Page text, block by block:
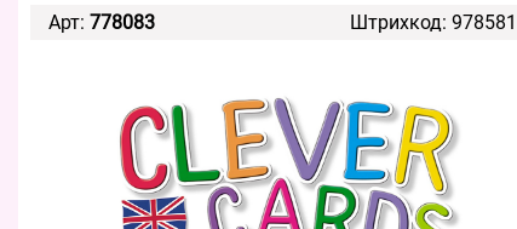
Арт: 778083 Штрихкод: